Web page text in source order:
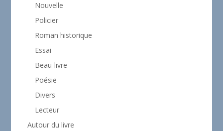
Nouvelle
Policier
Roman historique
Essai
Beau-livre
Poésie
Divers
Lecteur
Autour du livre